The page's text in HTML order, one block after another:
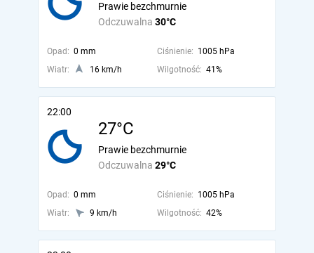
Odczuwalna 30°C
Prawie bezchmurnie
Opad: 0 mm Ciśnienie: 1005 hPa
Wiatr:
16 km/h Wilgotność: 41%
22:00
27°C
Odczuwalna 29°C
Prawie bezchmurnie
Opad: 0 mm Ciśnienie: 1005 hPa
Wiatr:
9 km/h Wilgotność: 42%